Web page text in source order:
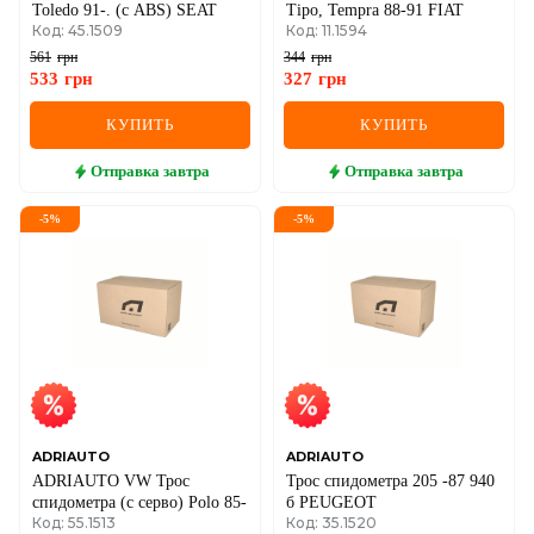
Toledo 91-. (с ABS) SEAT
Код: 45.1509
561 грн
533 грн
КУПИТЬ
Отправка завтра
Tipo, Tempra 88-91 FIAT
Код: 11.1594
344 грн
327 грн
КУПИТЬ
Отправка завтра
-5%
ADRIAUTO
ADRIAUTO VW Трос
спидометра (с серво) Polo 85-
Код: 55.1513
-5%
ADRIAUTO
Трос спидометра 205 -87 940
б PEUGEOT
Код: 35.1520